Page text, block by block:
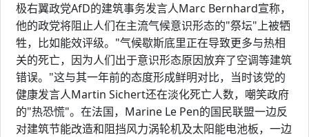
极右翼政党AfD的建筑事务发言人Marc Bernhard宣称，
他的政党将阻止人们在主流气候意识形态的"祭坛"上被牺
牲，比如能效评级。"气候歇斯底里正在导致更多与热相
关的死亡，因为人们出于意识形态原因放弃了空调等建筑
错误。"这与其一年前的态度形成鲜明对比，当时该党的
健康发言人Martin Sichert还在淡化死亡人数，嘲笑政府
的"热恐慌"。在法国，Marine Le Pen的国民联盟一边反
对建筑节能改造和阻挡风力涡轮机及太阳能电池板，一边